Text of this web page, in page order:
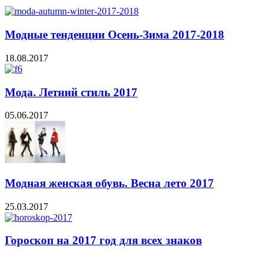
Модные тенденции Осень-Зима 2017-2018
18.08.2017
Мода. Летний стиль 2017
05.06.2017
Модная женская обувь. Весна лето 2017
25.03.2017
Гороскоп на 2017 год для всех знаков